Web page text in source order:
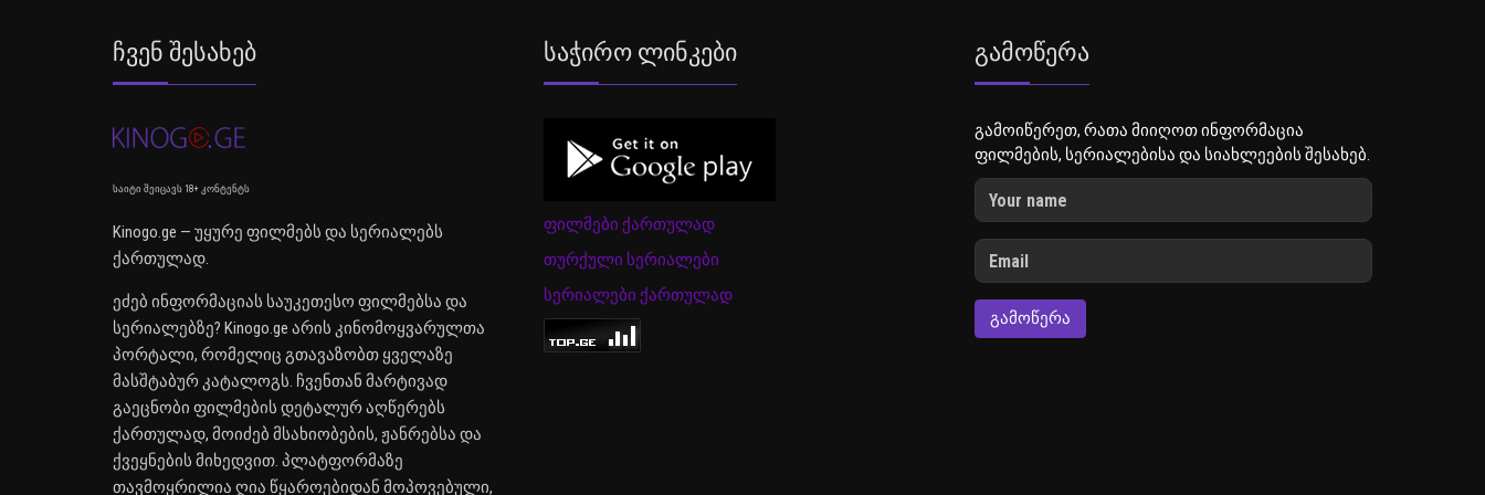
Ჩვენ Შესახებ
საიტი შეიცავს 18+ კონტენტს
Kinogo.ge — უყურე ფილმებს და სერიალებს
ქართულად.
ეძებ ინფორმაციას საუკეთესო ფილმებსა და
სერიალებზე? Kinogo.ge არის კინომოყვარულთა
პორტალი, რომელიც გთავაზობთ ყველაზე
მასშტაბურ კატალოგს. ჩვენთან მარტივად
გაეცნობი ფილმების დეტალურ აღწერებს
ქართულად, მოიძებ მსახიობების, ჟანრებსა და
ქვეყნების მიხედვით. პლატფორმაზე
თავმოყრილია ღია წყაროებიდან მოპოვებული,
Საჭირო Ლინკები
ფილმები ქართულად
თურქული სერიალები
სერიალები ქართულად
Გამოწერა
გამოიწერეთ, რათა მიიღოთ ინფორმაცია
ფილმების, სერიალებისა და სიახლეების შესახებ.
ᲒᲐᲛᲝᲬᲔᲠᲐ